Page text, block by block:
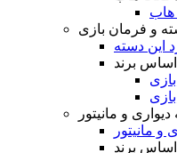
و فرمان بازی
این دسته
برند
دیواری و مانیتور
و مانیتور
اساس برند